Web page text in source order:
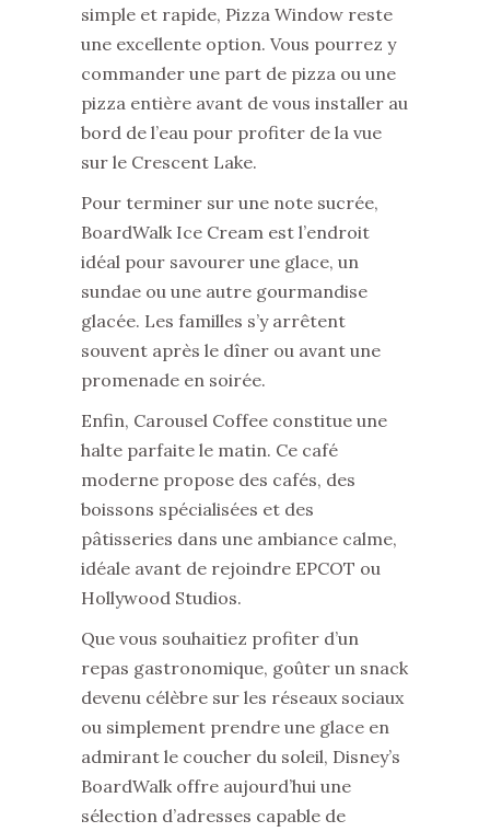
simple et rapide, Pizza Window reste
une excellente option. Vous pourrez y
commander une part de pizza ou une
pizza entière avant de vous installer au
bord de l’eau pour profiter de la vue
sur le Crescent Lake.
Pour terminer sur une note sucrée,
BoardWalk Ice Cream est l’endroit
idéal pour savourer une glace, un
sundae ou une autre gourmandise
glacée. Les familles s’y arrêtent
souvent après le dîner ou avant une
promenade en soirée.
Enfin, Carousel Coffee constitue une
halte parfaite le matin. Ce café
moderne propose des cafés, des
boissons spécialisées et des
pâtisseries dans une ambiance calme,
idéale avant de rejoindre EPCOT ou
Hollywood Studios.
Que vous souhaitiez profiter d’un
repas gastronomique, goûter un snack
devenu célèbre sur les réseaux sociaux
ou simplement prendre une glace en
admirant le coucher du soleil, Disney’s
BoardWalk offre aujourd’hui une
sélection d’adresses capable de